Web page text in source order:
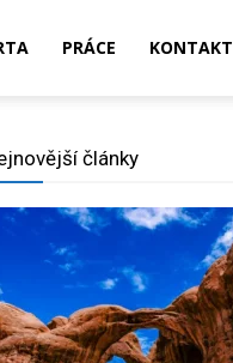
PRÁCE KONTAKT
články